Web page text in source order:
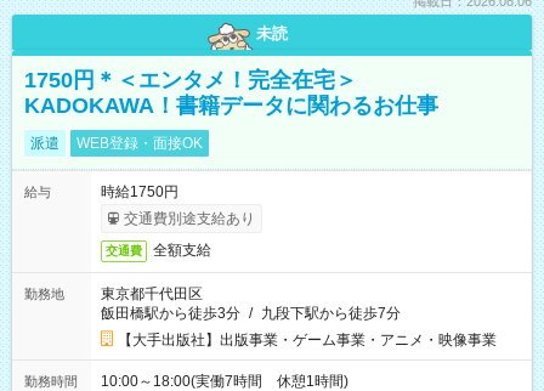
未読
1750円＊＜エンタメ！完全在宅＞
KADOKAWA！書籍データに関わるお仕事
派遣 WEB登録・面接OK
給与
時給1750円
交通費別途支給あり
交通費 全額支給
勤務地
東京都千代田区
飯田橋駅から徒歩3分 / 九段下駅から徒歩7分
【大手出版社】出版事業・ゲーム事業・アニメ・映像事業
勤務時間 10:00～18:00(実働7時間 休憩1時間)